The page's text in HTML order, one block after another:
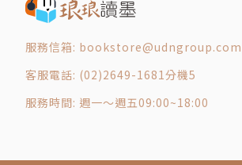
服務信箱: bookstore@udngroup.com
客服電話: (02)2649-1681分機5
服務時間: 週一～週五09:00~18:00